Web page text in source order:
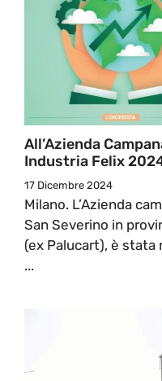
All’Azienda
Industria Felix
17 Dicembre 2024
Milano. L’Azienda
San Severino in
(ex Palucart), è
...